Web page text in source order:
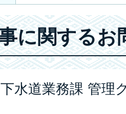
に関するお
水道業務課 管理